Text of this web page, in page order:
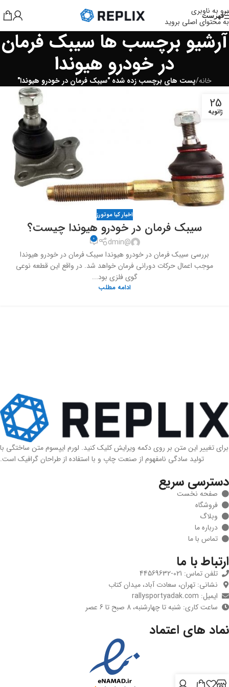
برو به ناوبری
به محتوای اصلی بروید
فهرست
آرشیو برچسب ها سیبک فرمان
در خودرو هیوندا
خانه/پست های برچسب زده شده "سیبک فرمان در خودرو هیوندا"
25
ژانویه
اخبار کیا موتورز
سیبک فرمان در خودرو هیوندا چیست؟
@dmin
0
بررسی سیبک فرمان در خودرو هیوندا سیبک فرمان در خودرو هیوندا
موجب اعمال حرکات دورانی فرمان خواهد شد. در واقع این قطعه نوعی
گوی فلزی بود...
ادامه مطلب
برای تغییر این متن بر روی دکمه ویرایش کلیک کنید. لورم ایپسوم متن ساختگی با
تولید سادگی نامفهوم از صنعت چاپ و با استفاده از طراحان گرافیک است.
دسترسی سریع
صفحه نخست
فروشگاه
وبلاگ
درباره ما
تماس با ما
ارتباط با ما
تلفن تماس: 021-44569632
نشانی: تهران، سعادت آباد، میدان کتاب
ایمیل: rallysportyadak.com
ساعت کاری: شنبه تا چهارشنبه، 8 صبح تا 6 عصر
نماد های اعتماد